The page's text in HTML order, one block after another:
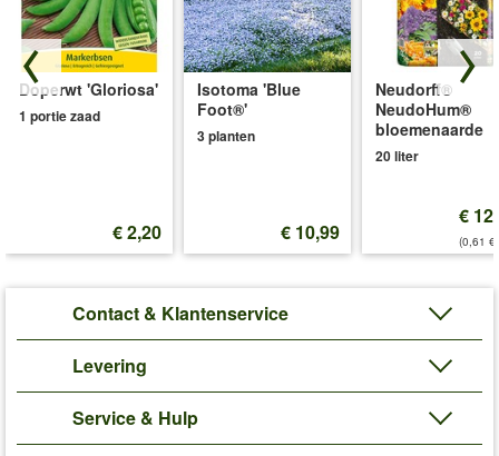
Doperwt 'Gloriosa'
1 portie zaad
€ 2,20
Isotoma 'Blue
Foot®'
3 planten
€ 10,99
Neudorff®
NeudoHum®
bloemenaarde
20 liter
€
(0,61
Contact & Klantenservice
Levering
Service & Hulp